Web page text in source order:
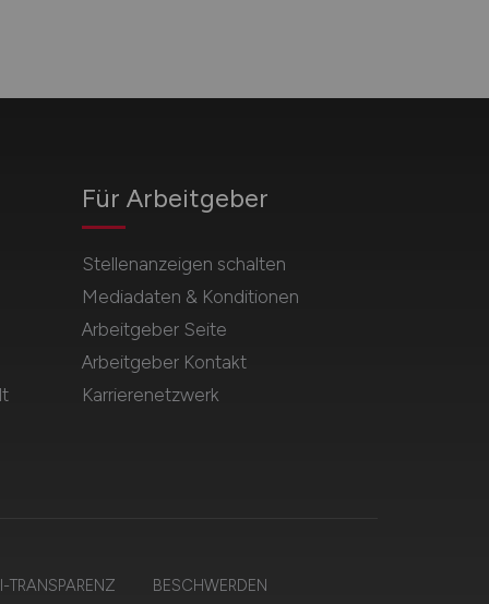
Für Arbeitgeber
Stellenanzeigen schalten
Mediadaten & Konditionen
Arbeitgeber Seite
Arbeitgeber Kontakt
Karrierenetzwerk
TRANSPARENZ
BESCHWERDEN